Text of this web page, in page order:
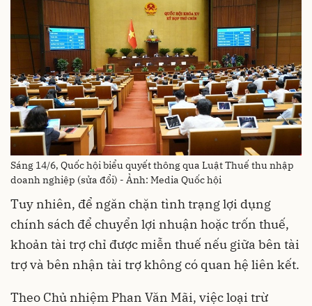
Sáng 14/6, Quốc hội biểu quyết thông qua Luật Thuế thu nhập
doanh nghiệp (sửa đổi) - Ảnh: Media Quốc hội
Tuy nhiên, để ngăn chặn tình trạng lợi dụng
chính sách để chuyển lợi nhuận hoặc trốn thuế,
khoản tài trợ chỉ được miễn thuế nếu giữa bên tài
trợ và bên nhận tài trợ không có quan hệ liên kết.
Theo Chủ nhiệm Phan Văn Mãi, việc loại trừ